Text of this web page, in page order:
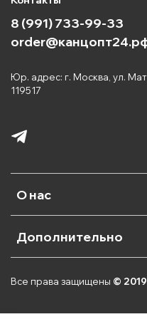
О нас
Дополнительно
8 (991) 733-99-33
Юр. адрес: г. Москва, ул.
119517
Все права защищены ©